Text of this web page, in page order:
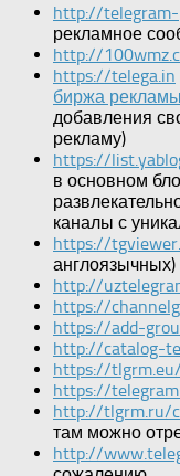
http://telegram-
рекламное
http://
https://telega.in
биржа
добавления
рекламу)
https://
в основном
каналы с
https://
англоязычных)
http://
https://
https://add-
http://catalog-
https://
https://
http://tlgrm.ru/
там можно
http://